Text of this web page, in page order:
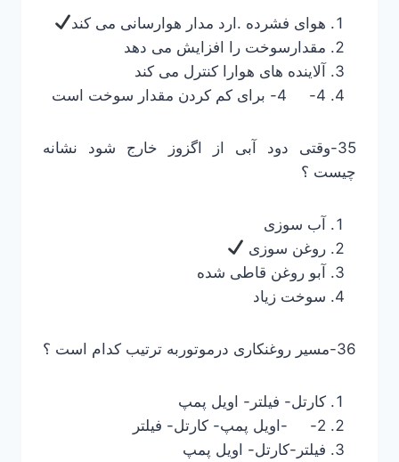
هوای فشرده .ارد مدار هوارسانی می کند
مقدارسوخت را افزایش می دهد
آلاینده های هوارا کنترل می کند
4- 4- برای کم کردن مقدار سوخت است
35-وقتی دود آبی از اگزوز خارج شود نشانه
چیست ؟
آب سوزی
روغن سوزی
آبو روغن قاطی شده
سوخت زیاد
36-مسیر روغنکاری درموتوربه ترتیب کدام است ؟
کارتل- فیلتر- اویل پمپ
2- -اویل پمپ- کارتل- فیلتر
فیلتر-کارتل- اویل پمپ